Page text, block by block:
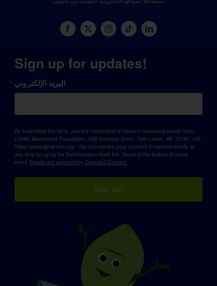
Sign up for updates!
البريد الإلكتروني
By submitting this form, you are consenting to receive marketing emails from:
LGMD Awareness Foundation, 638 Kennedy Drive, Twin Lakes, WI, 53181, US,
https://www.lgmd-info.org/. You can revoke your consent to receive emails at
any time by using the SafeUnsubscribe® link, found at the bottom of every
email. Emails are serviced by Constant Contact.
Sign up!